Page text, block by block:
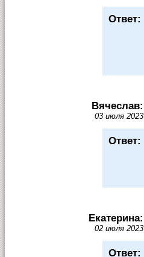
Ответ:
Вячеслав:
03 июля 2023
Ответ:
Екатерина:
02 июля 2023
Ответ: